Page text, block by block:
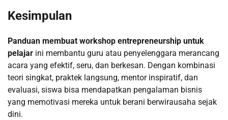
Kesimpulan
Panduan membuat workshop entrepreneurship untuk
pelajar ini membantu guru atau penyelenggara merancang
acara yang efektif, seru, dan berkesan. Dengan kombinasi
teori singkat, praktek langsung, mentor inspiratif, dan
evaluasi, siswa bisa mendapatkan pengalaman bisnis
yang memotivasi mereka untuk berani berwirausaha sejak
dini.